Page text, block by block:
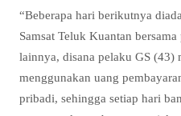
“Beberapa hari berikutnya
Samsat Teluk Kuantan
lainnya, disana pelaku GS (43)
menggunakan uang
pribadi, sehingga setiap hari